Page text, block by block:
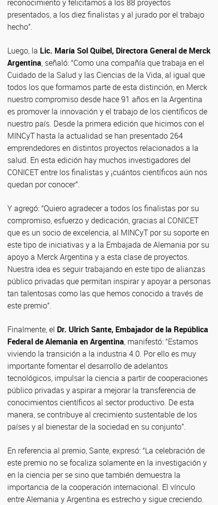
reconocimiento y felicitamos a los 88 proyectos
presentados, a los diez finalistas y al jurado por el trabajo
hecho”.
Luego, la Lic. María Sol Quibel, Directora General de Merck
Argentina, señaló: “Como una compañía que trabaja en el
Cuidado de la Salud y las Ciencias de la Vida, al igual que
todos los que formamos parte de esta distinción, en Merck
nuestro compromiso desde hace 91 años en la Argentina
es promover la innovación y el trabajo de los científicos de
nuestro país. Desde la primera edición que hicimos con el
MINCyT hasta la actualidad se han presentado 264
emprendedores en distintos proyectos relacionados a la
salud. En esta edición hay muchos investigadores del
CONICET entre los finalistas y ¡cuántos científicos aún nos
quedan por conocer”.
Y agregó: “Quiero agradecer a todos los finalistas por su
compromiso, esfuerzo y dedicación, gracias al CONICET
que es un socio de excelencia, al MINCyT por su soporte en
este tipo de iniciativas y a la Embajada de Alemania por su
apoyo a Merck Argentina y a esta clase de proyectos.
Nuestra idea es seguir trabajando en este tipo de alianzas
público privadas que permitan inspirar y apoyar a personas
tan talentosas como las que hemos conocido a través de
este premio”.
Finalmente, el Dr. Ulrich Sante, Embajador de la República
Federal de Alemania en Argentina, manifestó: “Estamos
viviendo la transición a la industria 4.0. Por ello es muy
importante fomentar el desarrollo de adelantos
tecnológicos, impulsar la ciencia a partir de cooperaciones
público privadas y aspirar a mejorar la transferencia de
conocimientos científicos al sector productivo. De esta
manera, se contribuye al crecimiento sustentable de los
países y al bienestar de la sociedad en su conjunto”.
En referencia al premio, Sante, expresó: “La celebración de
este premio no se focaliza solamente en la investigación y
en la ciencia per se sino que también demuestra la
importancia de la cooperación internacional. El vínculo
entre Alemania y Argentina es estrecho y sigue creciendo.